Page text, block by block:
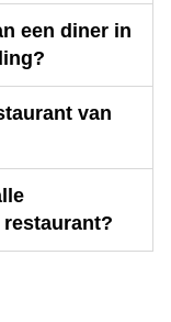
een diner in
van